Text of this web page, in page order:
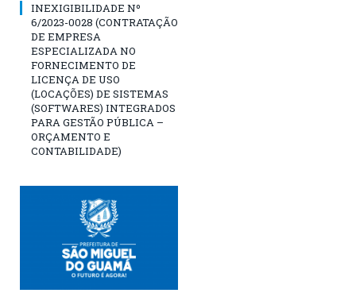
INEXIGIBILIDADE Nº
6/2023-0028 (CONTRATAÇÃO
DE EMPRESA
ESPECIALIZADA NO
FORNECIMENTO DE
LICENÇA DE USO
(LOCAÇÕES) DE SISTEMAS
(SOFTWARES) INTEGRADOS
PARA GESTÃO PÚBLICA –
ORÇAMENTO E
CONTABILIDADE)